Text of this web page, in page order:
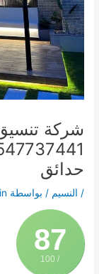
شركة
حدائق
/ النسيم / بواسطة
87
/ 100